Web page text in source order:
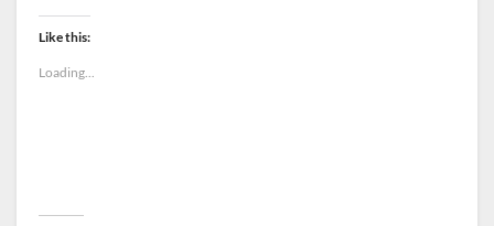
Like this:
Loading...